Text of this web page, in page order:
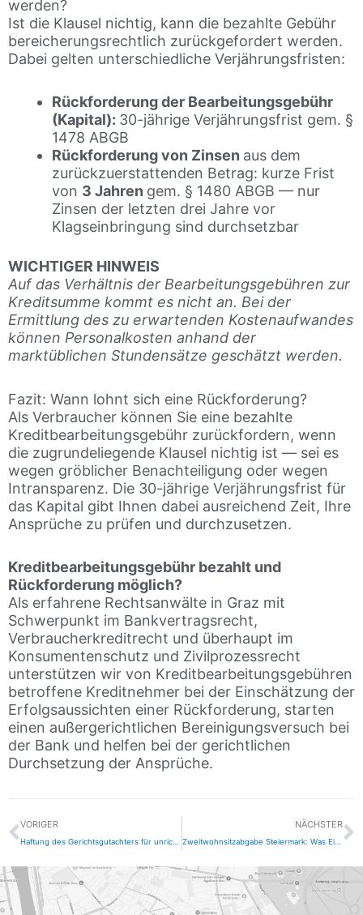
werden?
Ist die Klausel nichtig, kann die bezahlte Gebühr
bereicherungsrechtlich zurückgefordert werden.
Dabei gelten unterschiedliche Verjährungsfristen:
Rückforderung der Bearbeitungsgebühr
(Kapital): 30-jährige Verjährungsfrist gem. §
1478 ABGB
Rückforderung von Zinsen aus dem
zurückzuerstattenden Betrag: kurze Frist
von 3 Jahren gem. § 1480 ABGB — nur
Zinsen der letzten drei Jahre vor
Klagseinbringung sind durchsetzbar
WICHTIGER HINWEIS
Auf das Verhältnis der Bearbeitungsgebühren zur
Kreditsumme kommt es nicht an. Bei der
Ermittlung des zu erwartenden Kostenaufwandes
können Personalkosten anhand der
marktüblichen Stundensätze geschätzt werden.
Fazit: Wann lohnt sich eine Rückforderung?
Als Verbraucher können Sie eine bezahlte
Kreditbearbeitungsgebühr zurückfordern, wenn
die zugrundeliegende Klausel nichtig ist — sei es
wegen gröblicher Benachteiligung oder wegen
Intransparenz. Die 30-jährige Verjährungsfrist für
das Kapital gibt Ihnen dabei ausreichend Zeit, Ihre
Ansprüche zu prüfen und durchzusetzen.
Kreditbearbeitungsgebühr bezahlt und
Rückforderung möglich?
Als erfahrene Rechtsanwälte in Graz mit
Schwerpunkt im Bankvertragsrecht,
Verbraucherkreditrecht und überhaupt im
Konsumentenschutz und Zivilprozessrecht
unterstützen wir von Kreditbearbeitungsgebühren
betroffene Kreditnehmer bei der Einschätzung der
Erfolgsaussichten einer Rückforderung, starten
einen außergerichtlichen Bereinigungsversuch bei
der Bank und helfen bei der gerichtlichen
Durchsetzung der Ansprüche.
Zurück
VORIGER NÄCHSTER
Zweitwohnsitzabgabe Steiermark: Was Eigentümer wissen müssen